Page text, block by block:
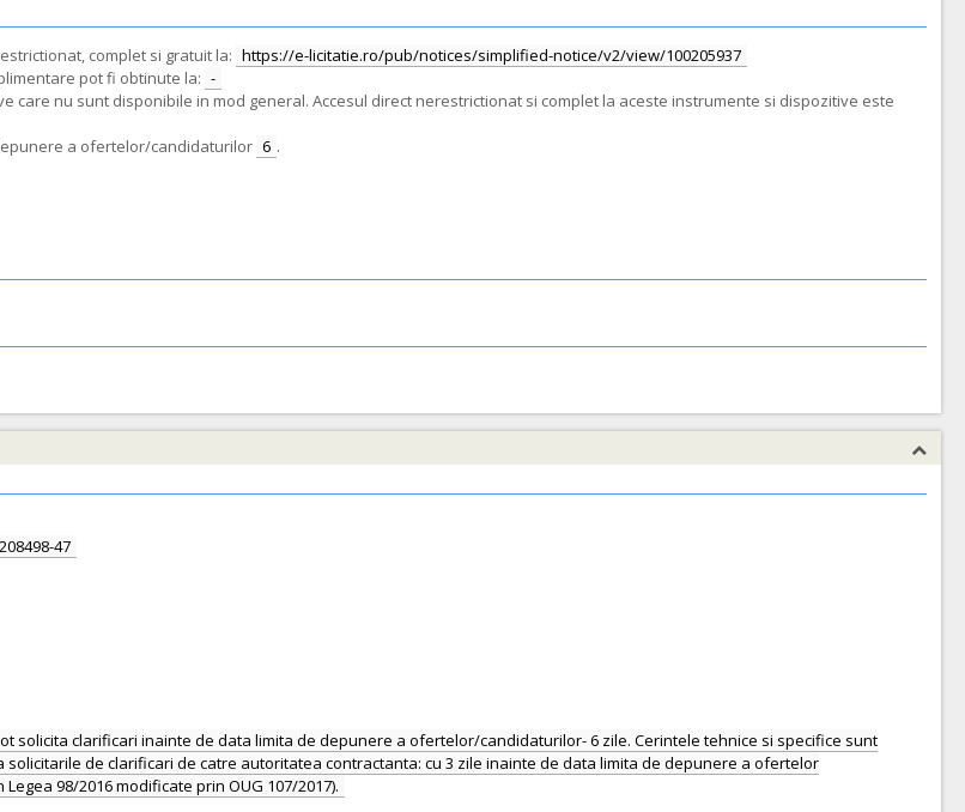
complet si gratuit la: https://e-licitatie.ro/pub/notices/simplified-notice/v2/view/100205937
pot fi obtinute la: -
nu sunt disponibile in mod general. Accesul direct nerestrictionat si complet la aceste instrumente si dispozitive este
a ofertelor/candidaturilor 6 .
47
solicita clarificari inainte de data limita de depunere a ofertelor/candidaturilor- 6 zile. Cerintele tehnice si specifice sunt
de clarificari de catre autoritatea contractanta: cu 3 zile inainte de data limita de depunere a ofertelor
98/2016 modificate prin OUG 107/2017).